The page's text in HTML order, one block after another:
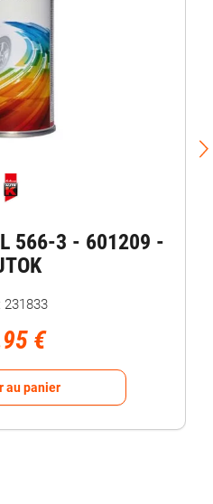
566-3 - 601209 -
231833
€
au panier